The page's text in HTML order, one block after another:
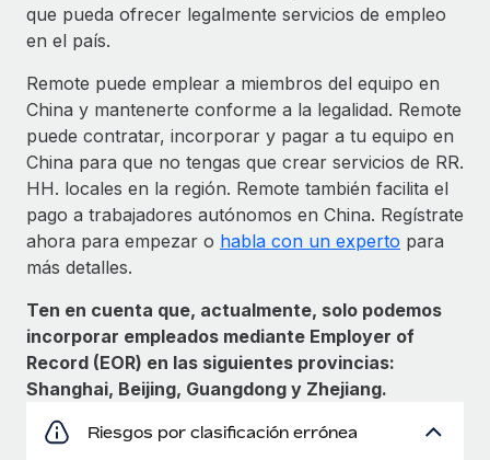
que pueda ofrecer legalmente servicios de empleo
en el país.
Remote puede emplear a miembros del equipo en
China y mantenerte conforme a la legalidad. Remote
puede contratar, incorporar y pagar a tu equipo en
China para que no tengas que crear servicios de RR.
HH. locales en la región. Remote también facilita el
pago a trabajadores autónomos en China. Regístrate
ahora para empezar o habla con un experto para
más detalles.
Ten en cuenta que, actualmente, solo podemos
incorporar empleados mediante Employer of
Record (EOR) en las siguientes provincias:
Shanghai, Beijing, Guangdong y Zhejiang.
Riesgos por clasificación errónea